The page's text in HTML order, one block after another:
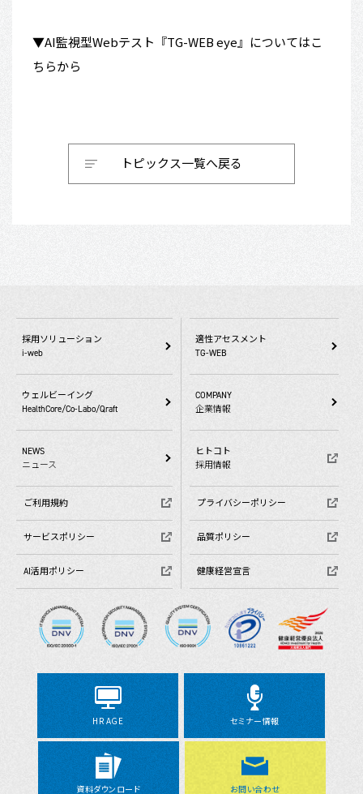
▼AI監視型Webテスト『TG-WEB eye』についてはこ
ちらから
トピックス一覧へ戻る
採用ソリューション
i-web
適性アセスメント
TG-WEB
ウェルビーイング
HealthCore/Co-Labo/Qraft
COMPANY
企業情報
NEWS
ニュース
ヒトコト
採用情報
ご利用規約 プライバシーポリシー
サービスポリシー 品質ポリシー
AI活用ポリシー 健康経営宣言
HR AGE セミナー情報
資料ダウンロード お問い合わせ